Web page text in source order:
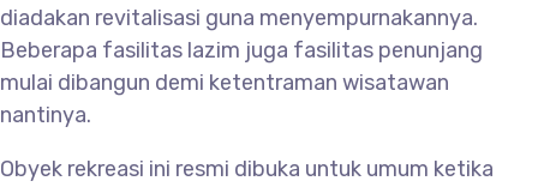
diadakan revitalisasi guna menyempurnakannya.
Beberapa fasilitas lazim juga fasilitas penunjang
mulai dibangun demi ketentraman wisatawan
nantinya.
Obyek rekreasi ini resmi dibuka untuk umum ketika